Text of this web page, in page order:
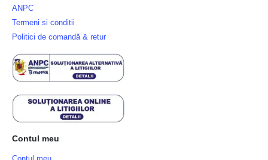
ANPC
Termeni si conditii
Politici de comandă & retur
Contul meu